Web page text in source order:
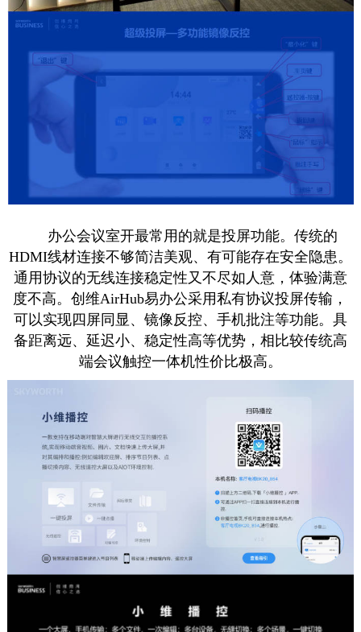
办公会议室开最常用的就是投屏功能。传统的
HDMI线材连接不够简洁美观、有可能存在安全隐患。
通用协议的无线连接稳定性又不尽如人意，体验满意
度不高。创维AirHub易办公采用私有协议投屏传输，
可以实现四屏同显、镜像反控、手机批注等功能。具
备距离远、延迟小、稳定性高等优势，相比较传统高
端会议触控一体机性价比极高。